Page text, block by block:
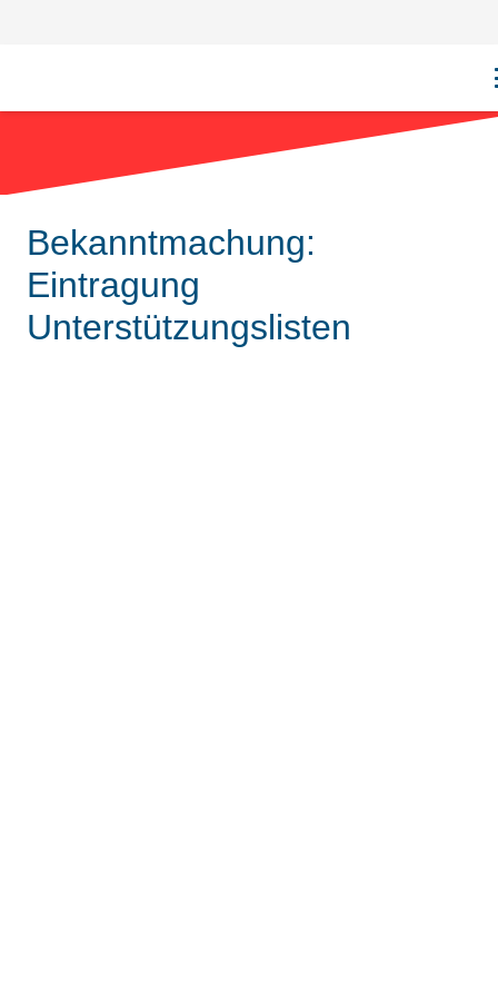
Bekanntmachung:
Eintragung
Unterstützungslisten